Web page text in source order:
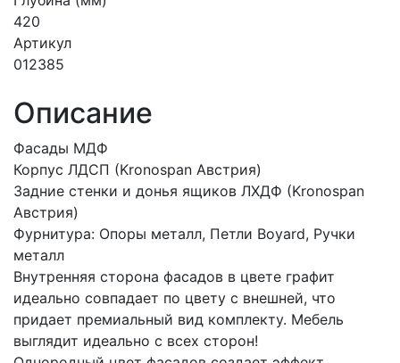
420
Артикул
012385
Описание
Фасады МДФ
Корпус ЛДСП (Kronospan Австрия)
Задние стенки и донья ящиков ЛХДФ (Kronospan
Австрия)
Фурнитура: Опоры металл, Петли Boyard, Ручки
металл
Внутренняя сторона фасадов в цвете графит
идеально совпадает по цвету с внешней, что
придает премиальный вид комплекту. Мебель
выглядит идеально с всех сторон!